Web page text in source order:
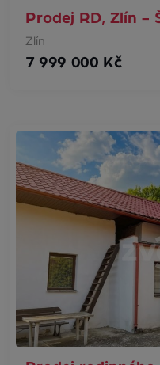
Prodej RD, Zlín -
Zlín
7 999 000 Kč